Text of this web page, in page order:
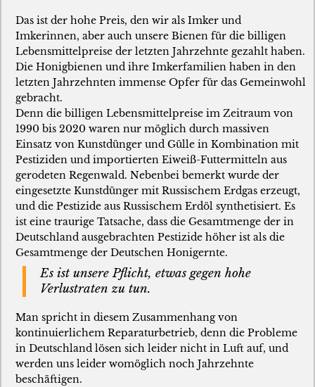
Das ist der hohe Preis, den wir als Imker und
Imkerinnen, aber auch unsere Bienen für die billigen
Lebensmittelpreise der letzten Jahrzehnte gezahlt haben.
Die Honigbienen und ihre Imkerfamilien haben in den
letzten Jahrzehnten immense Opfer für das Gemeinwohl
gebracht.
Denn die billigen Lebensmittelpreise im Zeitraum von
1990 bis 2020 waren nur möglich durch massiven
Einsatz von Kunstdünger und Gülle in Kombination mit
Pestiziden und importierten Eiweiß-Futtermitteln aus
gerodeten Regenwald. Nebenbei bemerkt wurde der
eingesetzte Kunstdünger mit Russischem Erdgas erzeugt,
und die Pestizide aus Russischem Erdöl synthetisiert. Es
ist eine traurige Tatsache, dass die Gesamtmenge der in
Deutschland ausgebrachten Pestizide höher ist als die
Gesamtmenge der Deutschen Honigernte.
Es ist unsere Pflicht, etwas gegen hohe
Verlustraten zu tun.
Man spricht in diesem Zusammenhang von
kontinuierlichem Reparaturbetrieb, denn die Probleme
in Deutschland lösen sich leider nicht in Luft auf, und
werden uns leider womöglich noch Jahrzehnte
beschäftigen.